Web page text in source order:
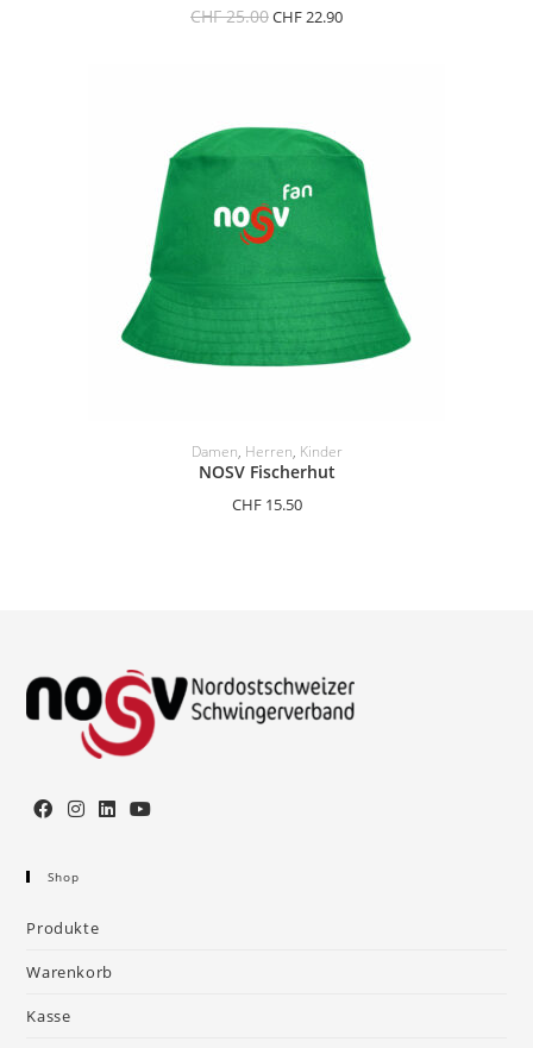
CHF25.00CHF22.90
IN DEN WARENKORB
Damen, Herren, Kinder
NOSV Fischerhut
CHF15.50
Shop
Produkte
Warenkorb
Kasse